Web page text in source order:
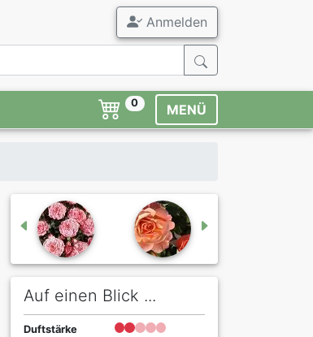
Anmelden
0 MENÜ
Auf einen Blick ...
Duftstärke